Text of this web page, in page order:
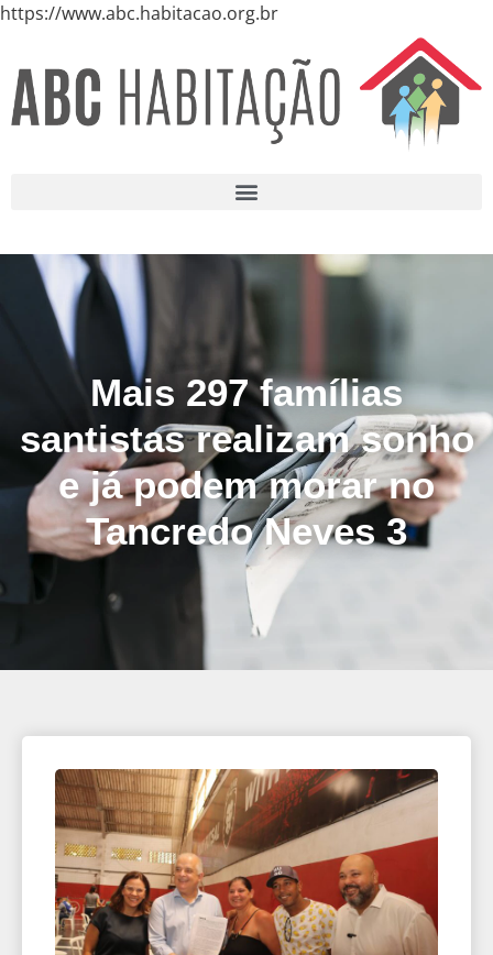
https://www.abc.habitacao.org.br
Mais 297 famílias
santistas realizam sonho
e já podem morar no
Tancredo Neves 3